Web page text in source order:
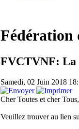
Fédération
FVCTVNF: La
Samedi, 02 Juin 2018
Cher Toutes et cher Tous,
Veuillez trouver au lien